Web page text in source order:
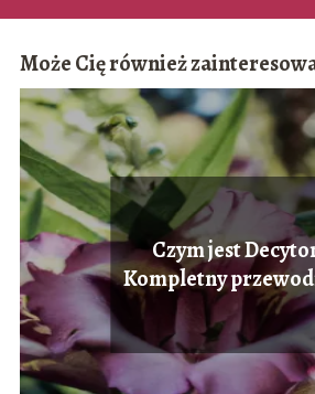
Może Cię również
Czym jest
Kompletny
Decytonie